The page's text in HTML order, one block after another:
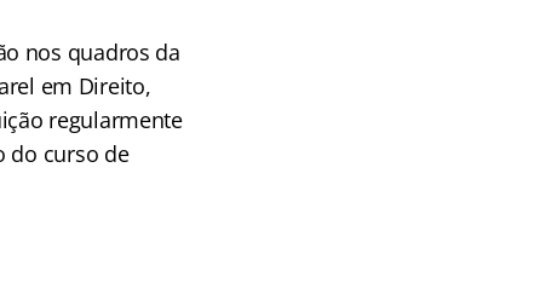
nos quadros da
em Direito,
regularmente
do curso de